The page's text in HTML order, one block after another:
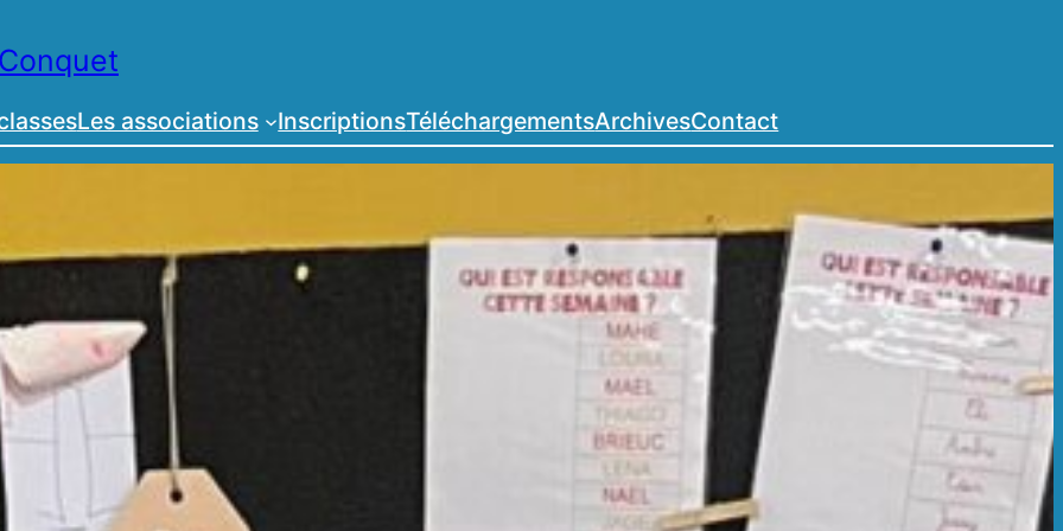
Les associations InscriptionsTéléchargementsArchivesContact